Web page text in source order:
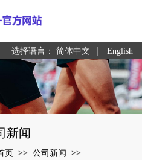
选择语言： 简体中文 | English
新闻
页 >> 公司新闻 >>